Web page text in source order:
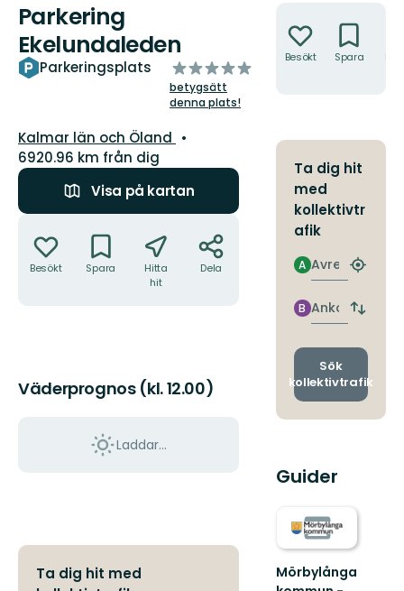
Parkering
Ekelundaleden
Parkeringsplats
av
5
stjärnor
betygsätt
denna plats!
Län:
Kalmar län och Öland
6920.96 km från dig
Visa på kartan
Besökt Spara
Hitta
hit
Dela
Väderprognos (kl. 12.00)
Laddar...
Ta dig hit med
Besökt Spara
Ta dig hit
med
kollektivtr
afik
Avresa
A
Hitta
Ankomst
B
Byt
och
Sök
kollektivtrafik
Guider
Mörbylånga